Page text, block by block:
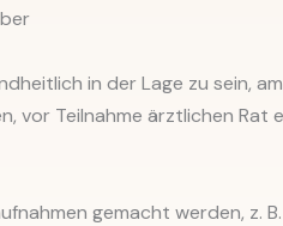
in der Lage zu sein,
vor Teilnahme ärztlichen Rat
gemacht werden, z.